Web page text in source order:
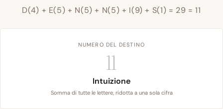
D(4) + E(5) + N(5) + N(5) + I(9) + S(1) = 29 = 11
NUMERO DEL DESTINO
11
Intuizione
Somma di tutte le lettere, ridotta a una sola cifra